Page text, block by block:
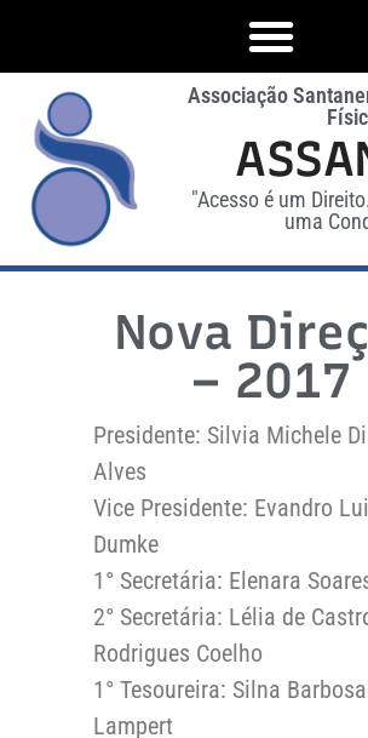
Associação
"Acesso é um
uma
Nova
– 2017
Presidente: Silvia Michele
Alves
Vice Presidente: Evandro
Dumke
1° Secretária: Elenara
2° Secretária: Lélia de
Rodrigues Coelho
1° Tesoureira: Silna Barbosa
Lampert